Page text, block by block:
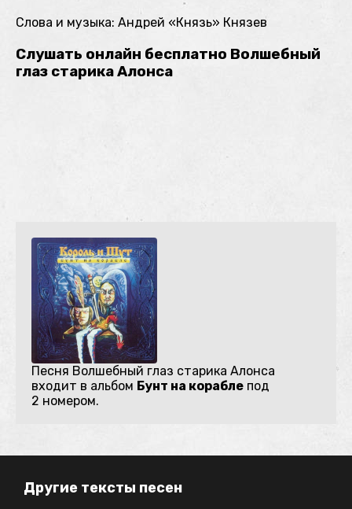
Слова и музыка: Андрей «Князь» Князев
Слушать онлайн бесплатно Волшебный
глаз старика Алонса
Песня Волшебный глаз старика Алонса
входит в альбом Бунт на корабле под
2 номером.
Другие тексты песен